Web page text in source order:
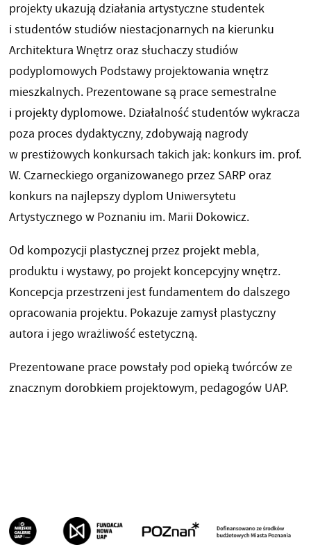
projekty ukazują działania artystyczne studentek
i studentów studiów niestacjonarnych na kierunku
Architektura Wnętrz oraz słuchaczy studiów
podyplomowych Podstawy projektowania wnętrz
mieszkalnych. Prezentowane są prace semestralne
i projekty dyplomowe. Działalność studentów wykracza
poza proces dydaktyczny, zdobywają nagrody
w prestiżowych konkursach takich jak: konkurs im. prof.
W. Czarneckiego organizowanego przez SARP oraz
konkurs na najlepszy dyplom Uniwersytetu
Artystycznego w Poznaniu im. Marii Dokowicz.
Od kompozycji plastycznej przez projekt mebla,
produktu i wystawy, po projekt koncepcyjny wnętrz.
Koncepcja przestrzeni jest fundamentem do dalszego
opracowania projektu. Pokazuje zamysł plastyczny
autora i jego wrażliwość estetyczną.
Prezentowane prace powstały pod opieką twórców ze
znacznym dorobkiem projektowym, pedagogów UAP.